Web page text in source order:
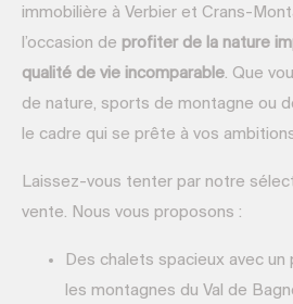
immobilière à Verbier et Crans-
l’occasion de profiter de la nature
qualité de vie incomparable. Que
de nature, sports de montagne ou
le cadre qui se prête à vos
Laissez-vous tenter par notre
vente. Nous vous proposons :
Des chalets spacieux avec un
les montagnes du Val de